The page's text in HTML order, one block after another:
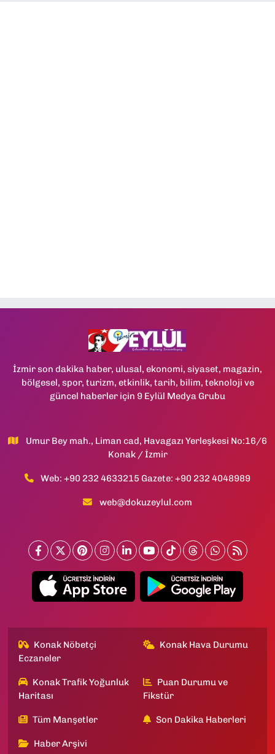
İzmir son dakika haber, ulusal, ekonomi, siyaset, magazin,
bölgesel, spor, turizm, etkinlik, tarih, bilim, teknoloji ve
güncel haberler için 9 Eylül Medya Grubu
Umur Bey mah., Liman cad, Havagazı Yerleşkesi No:16/6
Konak / İzmir
Web: +90 232 4633215 Gazete: +90 232 4048989
web@dokuzeylul.com
Konak Nöbetçi
Eczaneler
Konak Hava Durumu
Konak Trafik Yoğunluk
Haritası
Puan Durumu ve
Fikstür
Tüm Manşetler Son Dakika Haberleri
Haber Arşivi